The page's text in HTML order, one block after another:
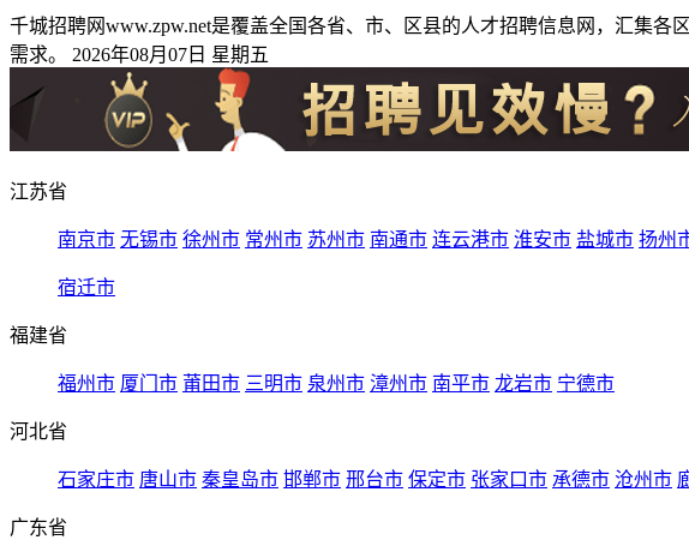
千城招聘网www.zpw.net是覆盖全国各省、市、区县的人才招聘信息网，汇集
需求。 2026年08月07日 星期五
江苏省
南京市 无锡市 徐州市 常州市 苏州市 南通市 连云港市 淮安市 盐城市 扬州
宿迁市
福建省
福州市 厦门市 莆田市 三明市 泉州市 漳州市 南平市 龙岩市 宁德市
河北省
石家庄市 唐山市 秦皇岛市 邯郸市 邢台市 保定市 张家口市 承德市 沧州市
广东省